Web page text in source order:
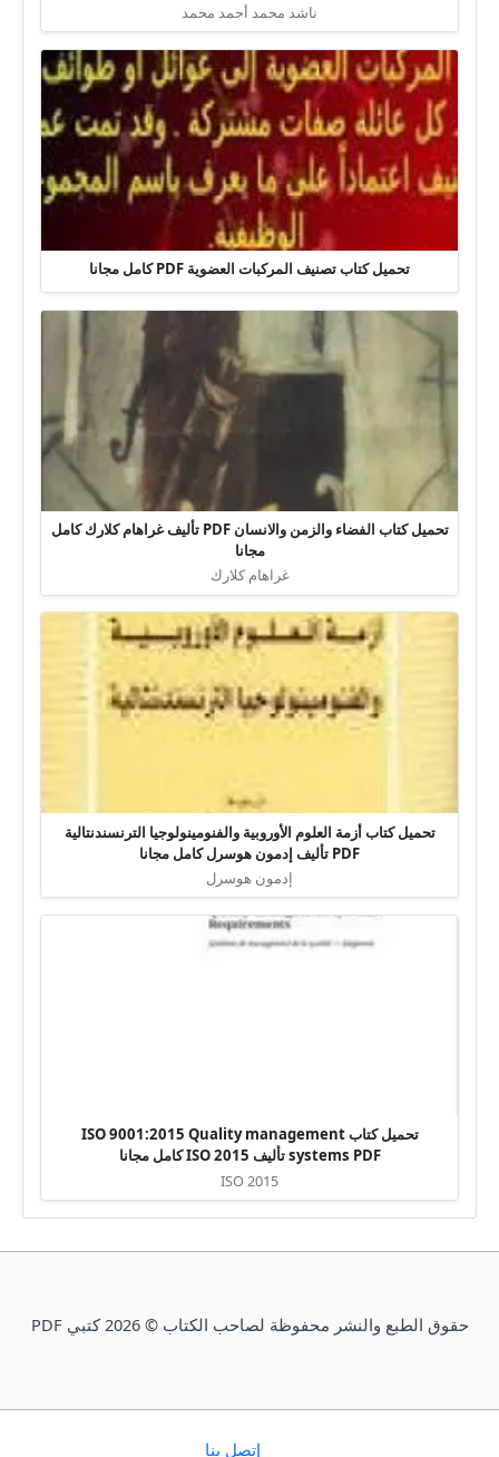
ناشد محمد أحمد محمد
تحميل كتاب تصنيف المركبات العضوية PDF كامل مجانا
تحميل كتاب الفضاء والزمن والانسان PDF تأليف غراهام كلارك كامل
مجانا
غراهام كلارك
تحميل كتاب أزمة العلوم الأوروبية والفنومينولوجيا الترنسندنتالية
PDF تأليف إدمون هوسرل كامل مجانا
إدمون هوسرل
تحميل كتاب ISO 9001:2015 Quality management
systems PDF تأليف ISO 2015 كامل مجانا
ISO 2015
حقوق الطبع والنشر محفوظة لصاحب الكتاب © 2026 كتبي PDF
إتصل بنا